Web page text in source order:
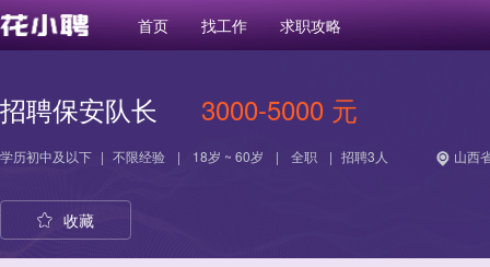
首页 找工作 求职攻略
招聘保安队长 3000-5000 元
学历初中及以下 | 不限经验 | 18岁 ~ 60岁 | 全职 | 招聘3人 山西
收藏